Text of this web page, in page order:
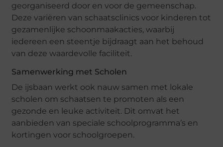
georganiseerd door en voor de gemeenschap.
Deze variëren van schaatsclinics voor kinderen tot
gezamenlijke schoonmaakacties, waarbij
iedereen een steentje bijdraagt aan het behoud
van deze waardevolle faciliteit.
Samenwerking met Scholen
De ijsbaan werkt ook nauw samen met lokale
scholen om schaatsen te promoten als een
gezonde en leuke activiteit. Dit omvat het
aanbieden van speciale schoolprogramma’s en
kortingen voor schoolgroepen.